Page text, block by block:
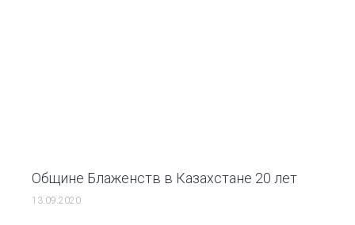
Общине Блаженств в Казахстане 20 лет
13.09.2020